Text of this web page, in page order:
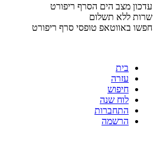
עדכון מצב הים הסרף ריפורט
שרות ללא תשלום
חפשו באווטאפ טופסי סרף ריפורט
בית
עזרה
חיפוש
לוח שנה
התחברות
הרשמה